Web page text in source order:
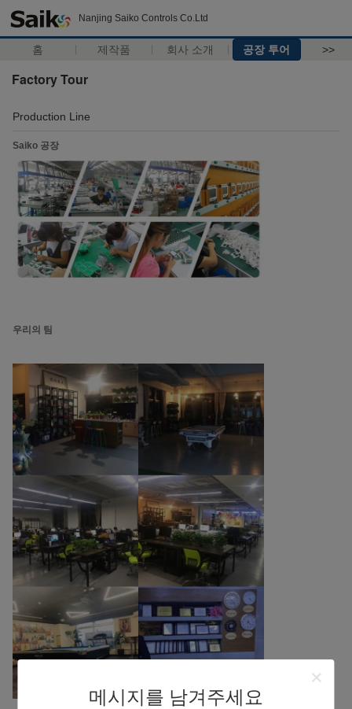
Nanjing Saiko Controls Co.Ltd
홈 제작품 회사 소개 공장 투어 >>
메시지를 남겨주세요
Factory Tour
Production Line
Saiko 공장
우리의 팀